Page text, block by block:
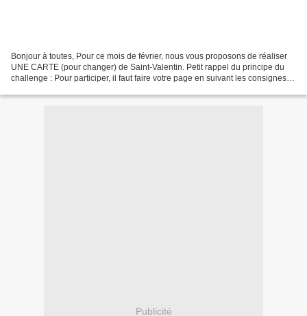
Bonjour à toutes, Pour ce mois de février, nous vous proposons de réaliser
UNE CARTE (pour changer) de Saint-Valentin. Petit rappel du principe du
challenge : Pour participer, il faut faire votre page en suivant les consignes
Publicité